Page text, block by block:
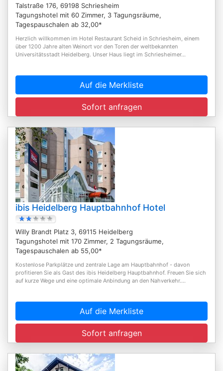
Talstraße 176, 69198 Schriesheim
Tagungshotel mit 60 Zimmer, 3 Tagungsräume,
Tagespauschalen ab 32,00*
Herzlich willkommen im Hotel Restaurant Scheid in Schriesheim, einem
über 1200 Jahre alten Weinort vor den Toren der weltbekannten
Universitätsstadt Heidelberg. Unser Haus liegt im Schriesheimer...
Auf die Merkliste
Sofort anfragen
ibis Heidelberg Hauptbahnhof Hotel
Willy Brandt Platz 3, 69115 Heidelberg
Tagungshotel mit 170 Zimmer, 2 Tagungsräume,
Tagespauschalen ab 55,00*
Kostenlose Parkplätze und zentrale Lage am Hauptbahnhof - davon
profitieren Sie als Gast des ibis Heidelberg Hauptbahnhof. Freuen Sie sich
auf kurze Wege und eine optimale Anbindung an den Nahverkehr....
Auf die Merkliste
Sofort anfragen